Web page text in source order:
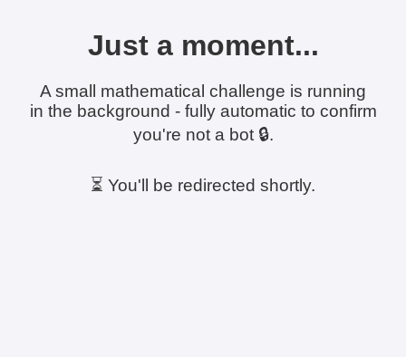
Just a moment...
A small mathematical challenge is running
in the background - fully automatic to confirm
you're not a bot 🔒.
⏳ You'll be redirected shortly.